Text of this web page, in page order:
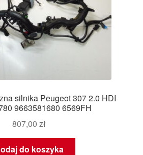
silnika Peugeot 307 2.0 HDI
9663581680 6569FH
807,00 zł
do koszyka